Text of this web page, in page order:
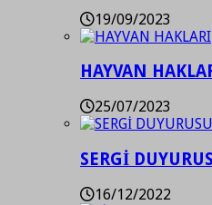
19/09/2023
HAYVAN
25/07/2023
SERGİ
16/12/2022